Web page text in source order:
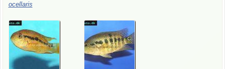
ocellaris